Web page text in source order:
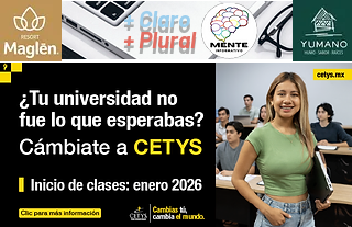
+ Claro
+ Plural